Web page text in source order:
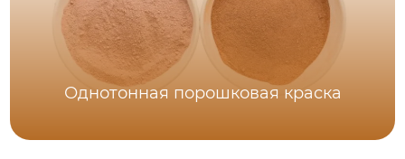
Однотонная порошковая краска